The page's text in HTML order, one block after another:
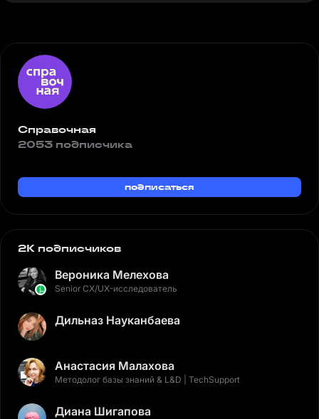
Справочная
2053 подписчика
подписаться
2K подписчиков
Вероника Мелехова
Senior CX/UX-исследователь
Дильназ Науканбаева
Анастасия Малахова
Методолог базы знаний & L&D | TechSupport
Диана Шигапова